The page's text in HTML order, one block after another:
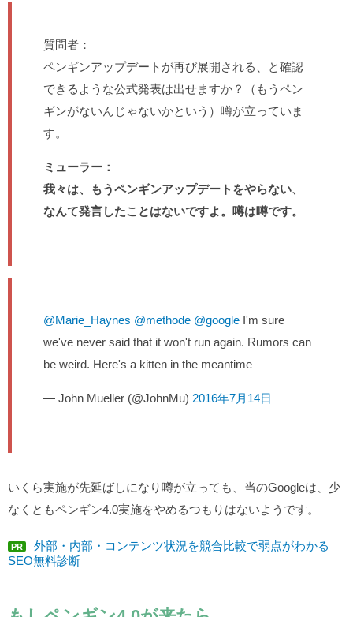
質問者：
ペンギンアップデートが再び展開される、と確認
できるような公式発表は出せますか？（もうペン
ギンがないんじゃないかという）噂が立っていま
す。
ミューラー：
我々は、もうペンギンアップデートをやらない、
なんて発言したことはないですよ。噂は噂です。
@Marie_Haynes @methode @google I'm sure
we've never said that it won't run again. Rumors can
be weird. Here's a kitten in the meantime
— John Mueller (@JohnMu) 2016年7月14日
いくら実施が先延ばしになり噂が立っても、当のGoogleは、少
なくともペンギン4.0実施をやめるつもりはないようです。
PR
外部・内部・コンテンツ状況を競合比較で弱点がわかる
SEO無料診断